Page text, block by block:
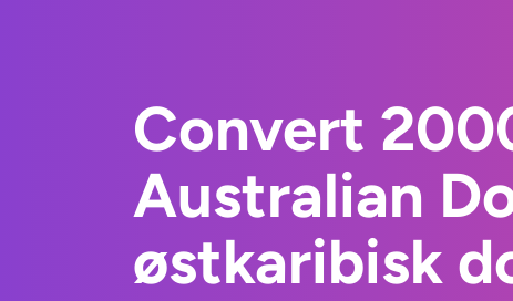
Convert
Australian
østkaribisk